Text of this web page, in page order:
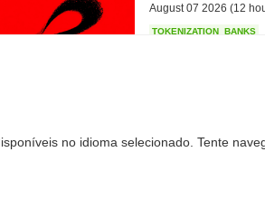
August 07 2026 (12
TOKENIZATION BANKS
STABLECOIN JAPAN
no idioma selecionado. Tente